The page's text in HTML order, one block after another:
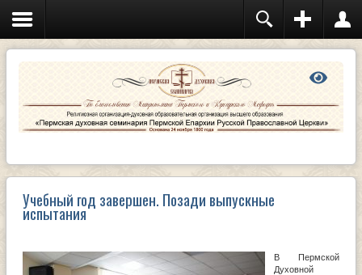
Учебный год завершен. Позади выпускные
испытания
В Пермской
Духовной